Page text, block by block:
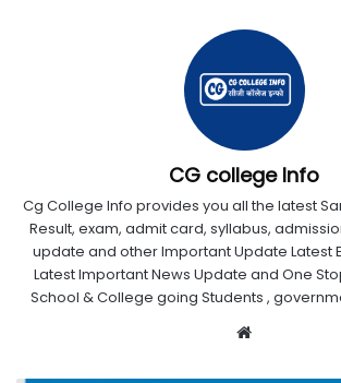
CG college Info
Cg College Info provides you all the latest
Result, exam, admit card, syllabus,
update and other Important Update Latest
Latest Important News Update and One
School & College going Students ,
Website